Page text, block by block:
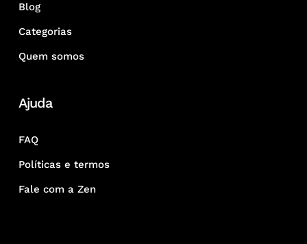
Blog
Categorias
Quem somos
Ajuda
FAQ
Políticas e termos
Fale com a Zen